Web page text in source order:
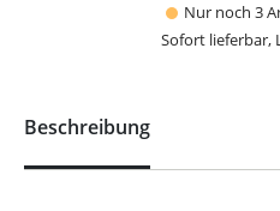
Nur noch 3
Sofort lieferbar,
Beschreibung